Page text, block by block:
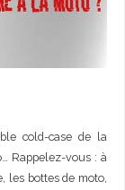
cold-case de la
Rappelez-vous : à
les bottes de moto,